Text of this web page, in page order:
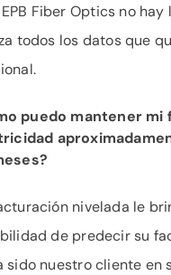
Fiber Optics no
todos los datos que
puedo mantener mi
nivelada le
de predecir su
sido nuestro cliente en